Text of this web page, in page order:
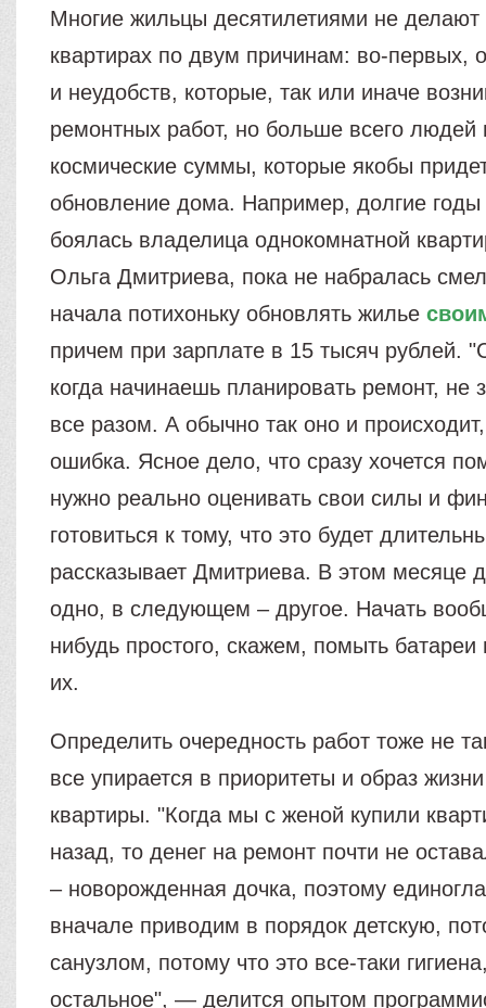
Многие жильцы десятилетиями не делают
квартирах по двум причинам: во-первых,
и неудобств, которые, так или иначе
ремонтных работ, но больше всего людей
космические суммы, которые якобы
обновление дома. Например, долгие годы
боялась владелица однокомнатной
Ольга Дмитриева, пока не набралась
начала потихоньку обновлять жилье
причем при зарплате в 15 тысяч рублей.
когда начинаешь планировать ремонт, не
все разом. А обычно так оно и
ошибка. Ясное дело, что сразу хочется
нужно реально оценивать свои силы и
готовиться к тому, что это будет
рассказывает Дмитриева. В этом месяце
одно, в следующем – другое. Начать
нибудь простого, скажем, помыть батареи
их.
Определить очередность работ тоже не
все упирается в приоритеты и образ
квартиры. "Когда мы с женой купили
назад, то денег на ремонт почти не
– новорожденная дочка, поэтому
вначале приводим в порядок детскую,
санузлом, потому что это все-таки
остальное", — делится опытом